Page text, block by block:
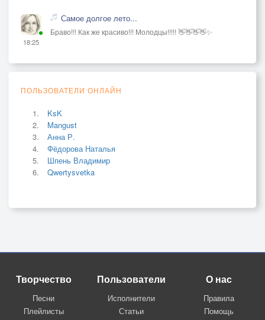
18:25
Самое долгое лето...
Браво!!! Как же красиво!!! Молодцы!!!!! 👋👋👋👋✨
ПОЛЬЗОВАТЕЛИ ОНЛАЙН
KsK
Mangust
Анна Р.
Фёдорова Наталья
Шпень Владимир
Qwertysvetka
Творчество
Песни
Плейлисты
Пользователи
Исполнители
Статьи
О нас
Правила
Помощь